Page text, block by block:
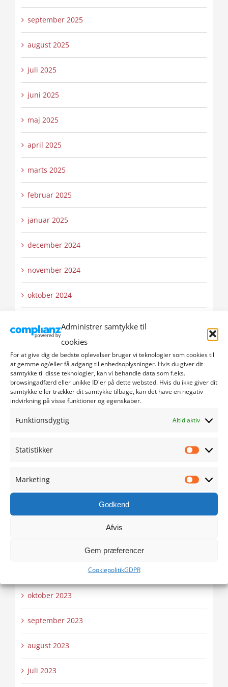
Administrer samtykke til
cookies
For at give dig de bedste oplevelser bruger vi teknologier som cookies til
at gemme og/eller få adgang til enhedsoplysninger. Hvis du giver dit
samtykke til disse teknologier, kan vi behandle data som f.eks.
browsingadfærd eller unikke ID'er på dette websted. Hvis du ikke giver dit
samtykke eller trækker dit samtykke tilbage, kan det have en negativ
indvirkning på visse funktioner og egenskaber.
Funktionsdygtig Altid aktiv
Statistikker
Marketing
Godkend
Afvis
Gem præferencer
CookiepolitikGDPR
september 2025
august 2025
juli 2025
juni 2025
maj 2025
april 2025
marts 2025
februar 2025
januar 2025
december 2024
november 2024
oktober 2024
august 2024
juli 2024
juni 2024
maj 2024
april 2024
februar 2024
oktober 2023
september 2023
august 2023
juli 2023